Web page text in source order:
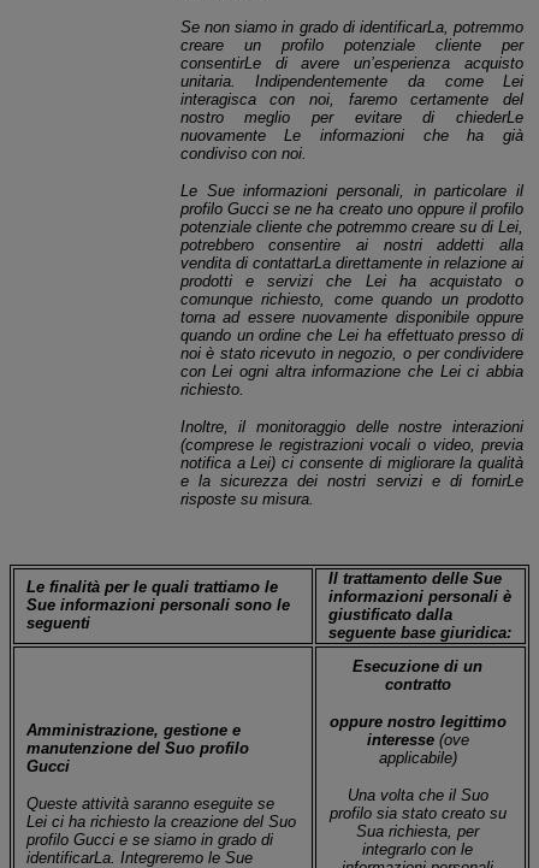
Se non siamo in grado di identificarLa, potremmo
creare un profilo potenziale cliente per
consentirLe di avere un’esperienza acquisto
unitaria. Indipendentemente da come Lei
interagisca con noi, faremo certamente del
nostro meglio per evitare di chiederLe
nuovamente Le informazioni che ha già
condiviso con noi.
Le Sue informazioni personali, in particolare il
profilo Gucci se ne ha creato uno oppure il profilo
potenziale cliente che potremmo creare su di Lei,
potrebbero consentire ai nostri addetti alla
vendita di contattarLa direttamente in relazione ai
prodotti e servizi che Lei ha acquistato o
comunque richiesto, come quando un prodotto
torna ad essere nuovamente disponibile oppure
quando un ordine che Lei ha effettuato presso di
noi è stato ricevuto in negozio, o per condividere
con Lei ogni altra informazione che Lei ci abbia
richiesto.
Inoltre, il monitoraggio delle nostre interazioni
(comprese le registrazioni vocali o video, previa
notifica a Lei) ci consente di migliorare la qualità
e la sicurezza dei nostri servizi e di fornirLe
risposte su misura.
Le finalità per le quali trattiamo le
Sue informazioni personali sono le
seguenti
Il trattamento delle Sue
informazioni personali è
giustificato dalla
seguente base giuridica:
Amministrazione, gestione e
manutenzione del Suo profilo
Gucci
Queste attività saranno eseguite se
Lei ci ha richiesto la creazione del Suo
profilo Gucci e se siamo in grado di
identificarLa. Integreremo le Sue
Esecuzione di un
contratto
oppure nostro legittimo
interesse (ove
applicabile)
Una volta che il Suo
profilo sia stato creato su
Sua richiesta, per
integrarlo con le